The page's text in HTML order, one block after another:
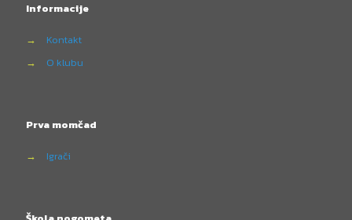
Informacije
→
Kontakt
→
O klubu
Prva momčad
→ Igrači